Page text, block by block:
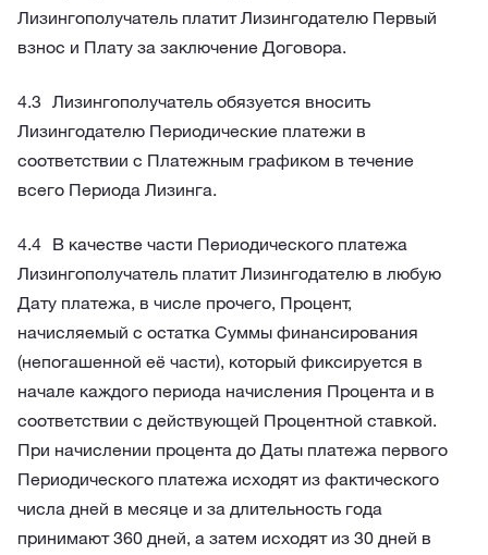
Лизингополучатель платит Лизингодателю Первый
взнос и Плату за заключение Договора.
Лизингополучатель обязуется вносить
Лизингодателю Периодические платежи в
соответствии с Платежным графиком в течение
всего Периода Лизинга.
В качестве части Периодического платежа
Лизингополучатель платит Лизингодателю в любую
Дату платежа, в числе прочего, Процент,
начисляемый с остатка Суммы финансирования
(непогашенной её части), который фиксируется в
начале каждого периода начисления Процента и в
соответствии с действующей Процентной ставкой.
При начислении процента до Даты платежа первого
Периодического платежа исходят из фактического
числа дней в месяце и за длительность года
принимают 360 дней, а затем исходят из 30 дней в